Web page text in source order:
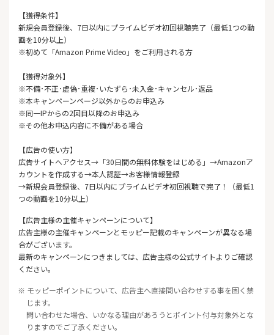
【獲得条件】
新規会員登録後、7日以内にプライムビデオ初回視聴完了（最低1つの動
画を10分以上）
※初めて「Amazon Prime Video」をご利用される方
【獲得対象外】
※不備･不正･虚偽･重複･いたずら･未入金･キャンセル･返品
※本キャンペーンページ以外からのお申込み
※同一IPからの2回目以降のお申込み
※その他お申込内容に不備がある場合
【広告の使い方】
広告サイトへアクセス→「30日間の無料体験をはじめる」→Amazonア
カウントを作成する→本人認証→お客様情報登録
→新規会員登録後、7日以内にプライムビデオ初回視聴で完了！（最低1
つの動画を10分以上）
【広告主様の主催キャンペーンについて】
広告主様の主催キャンペーンとモッピー記載のキャンペーンが異なる場
合がございます。
最新のキャンペーンにつきましては、広告主様の公式サイトよりご確認
ください。
※ モッピーポイントについて、広告主へ直接問い合わせする事を固く禁
じます。
問い合わせた場合、いかなる理由があろうとポイント付与対象外とな
りますのでご了承ください。